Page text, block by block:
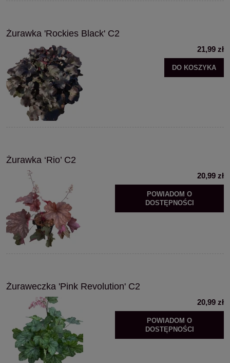
Żurawka 'Rockies Black' C2
21,99 zł
DO KOSZYKA
Żurawka ‘Rio’ C2
20,99 zł
POWIADOM O
DOSTĘPNOŚCI
Żuraweczka 'Pink Revolution' C2
20,99 zł
POWIADOM O
DOSTĘPNOŚCI